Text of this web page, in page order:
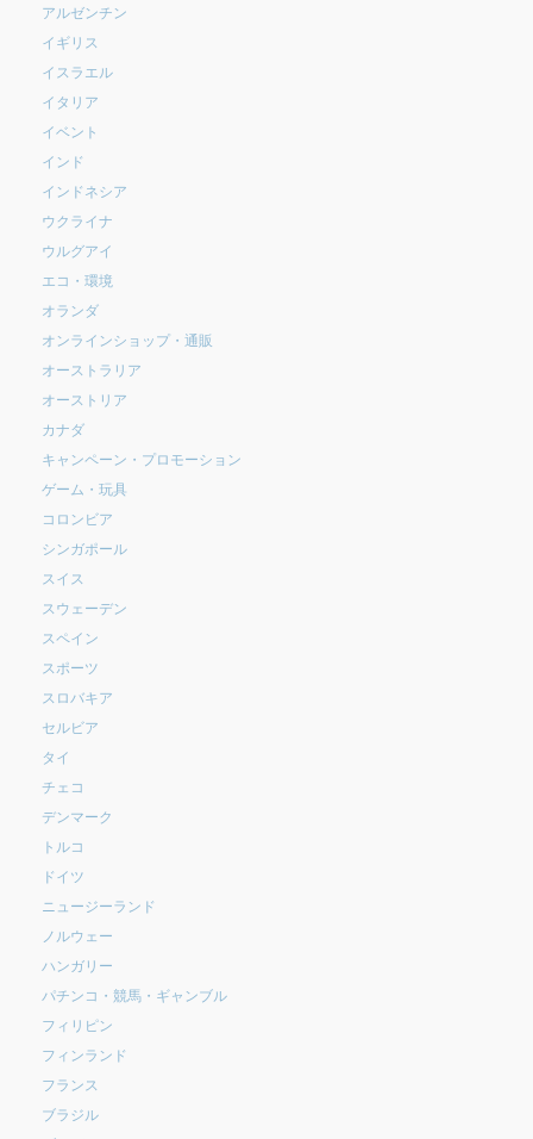
アルゼンチン
イギリス
イスラエル
イタリア
イベント
インド
インドネシア
ウクライナ
ウルグアイ
エコ・環境
オランダ
オンラインショップ・通販
オーストラリア
オーストリア
カナダ
キャンペーン・プロモーション
ゲーム・玩具
コロンビア
シンガポール
スイス
スウェーデン
スペイン
スポーツ
スロバキア
セルビア
タイ
チェコ
デンマーク
トルコ
ドイツ
ニュージーランド
ノルウェー
ハンガリー
パチンコ・競馬・ギャンブル
フィリピン
フィンランド
フランス
ブラジル